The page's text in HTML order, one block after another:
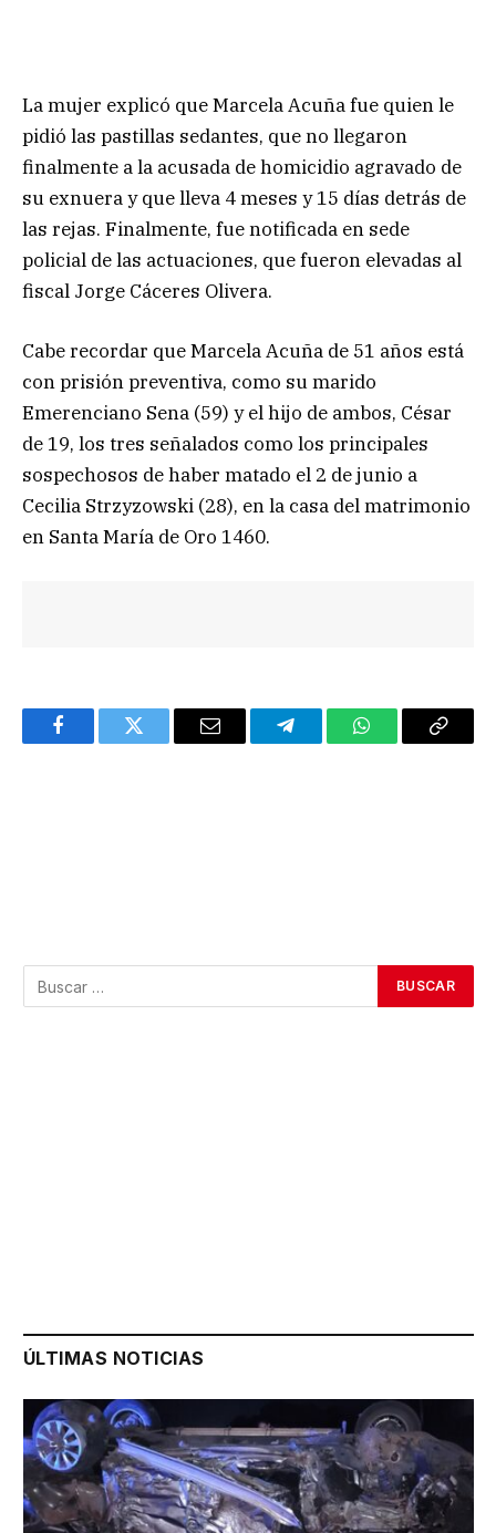
La mujer explicó que Marcela Acuña fue quien le
pidió las pastillas sedantes, que no llegaron
finalmente a la acusada de homicidio agravado de
su exnuera y que lleva 4 meses y 15 días detrás de
las rejas. Finalmente, fue notificada en sede
policial de las actuaciones, que fueron elevadas al
fiscal Jorge Cáceres Olivera.
Cabe recordar que Marcela Acuña de 51 años está
con prisión preventiva, como su marido
Emerenciano Sena (59) y el hijo de ambos, César
de 19, los tres señalados como los principales
sospechosos de haber matado el 2 de junio a
Cecilia Strzyzowski (28), en la casa del matrimonio
en Santa María de Oro 1460.
FacebookTwitter Email TelegramWhatsAppCopy
ÚLTIMAS NOTICIAS